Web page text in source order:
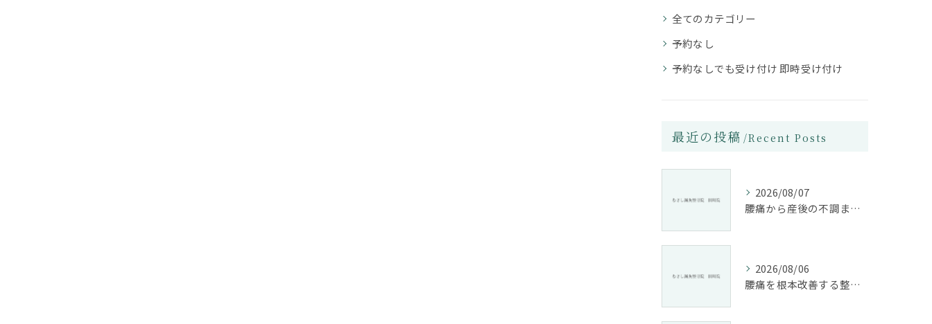
全てのカテゴリー
予約なし
予約なしでも受け付け 即時受け付け
最近の投稿 Recent Posts
2026/08/07
腰痛から産後の不調まで整骨院で根本改善する方法
2026/08/06
腰痛を根本改善する整骨院の施術とアドバイスの重要性